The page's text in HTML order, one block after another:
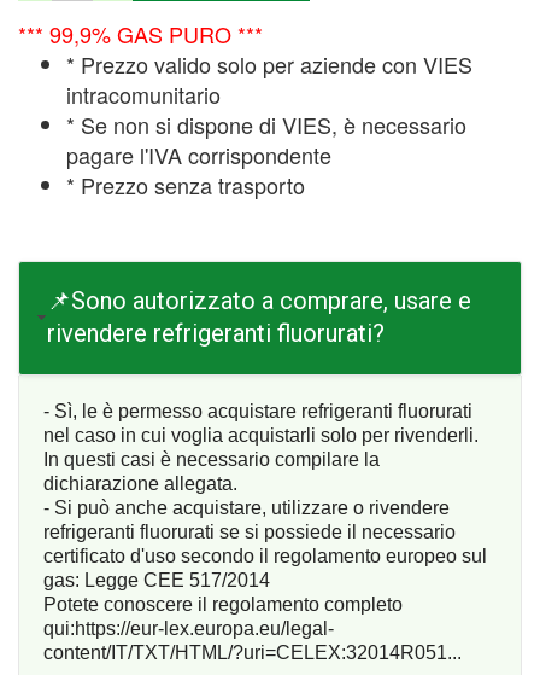
*** 99,9% GAS PURO ***
* Prezzo valido solo per aziende con VIES
intracomunitario
* Se non si dispone di VIES, è necessario
pagare l'IVA corrispondente
* Prezzo senza trasporto
📌Sono autorizzato a comprare, usare e
rivendere refrigeranti fluorurati?
- Sì, le è permesso acquistare refrigeranti fluorurati
nel caso in cui voglia acquistarli solo per rivenderli.
In questi casi è necessario compilare la
dichiarazione allegata.
- Si può anche acquistare, utilizzare o rivendere
refrigeranti fluorurati se si possiede il necessario
certificato d'uso secondo il regolamento europeo sul
gas: Legge CEE 517/2014
Potete conoscere il regolamento completo
qui:https://eur-lex.europa.eu/legal-
content/IT/TXT/HTML/?uri=CELEX:32014R051...